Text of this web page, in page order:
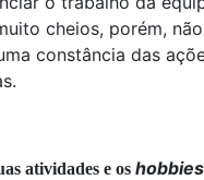
cheios, porém,
constância das
atividades e os hobbies